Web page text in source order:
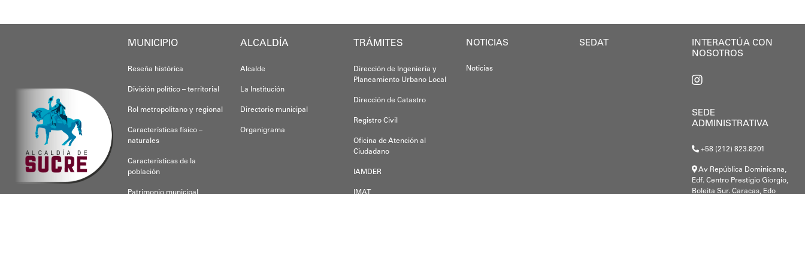
Oskarina Rosso
MUNICIPIO
Reseña histórica
División político – territorial
Rol metropolitano y regional
Características físico –
naturales
Características de la
población
Patrimonio municipal
ALCALDÍA
Alcalde
La Institución
Directorio municipal
Organigrama
TRÁMITES
Dirección de Ingeniería y
Planeamiento Urbano Local
Dirección de Catastro
Registro Civil
Oficina de Atención al
Ciudadano
IAMDER
IMAT
NOTICIAS
Noticias
SEDAT
INTERACTÚA CON
NOSOTROS
SEDE
ADMINISTRATIVA
+58 (212) 823.8201
Av República Dominicana,
Edf. Centro Prestigio Giorgio,
Boleita Sur. Caracas, Edo